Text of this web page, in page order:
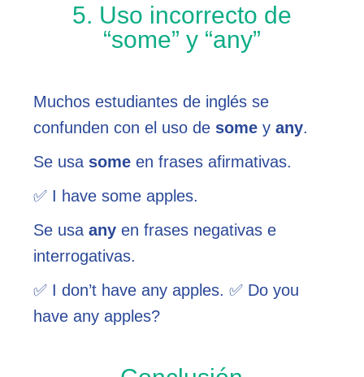
5. Uso incorrecto de
“some” y “any”
Muchos estudiantes de inglés se
confunden con el uso de someyany.
Se usa someen frases afirmativas.
✅ I have some apples.
Se usaanyen frases negativas e
interrogativas.
✅ I don’t have any apples. ✅ Do you
have any apples?